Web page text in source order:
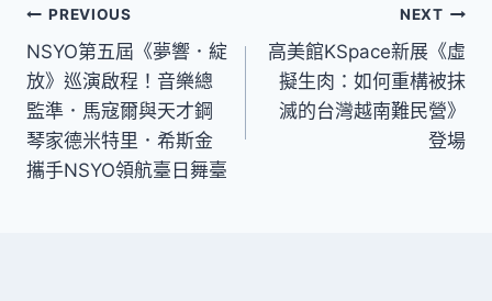
文
章
導
覽
PREVIOUS
NSYO第五屆《夢響．綻
放》巡演啟程！音樂總
監準．馬寇爾與天才鋼
琴家德米特里．希斯金
攜手NSYO領航臺日舞臺
NEXT
高美館KSpace新展《虛
擬生肉：如何重構被抹
滅的台灣越南難民營》
登場